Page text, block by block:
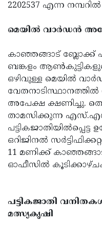
2202537 എന്ന
മെയില്‍ വാര്‍ഡന്‍
കാഞ്ഞങ്ങാട് ബ്ലോക്ക്
ബങ്കളം
ഒഴിവുള്ള മെയില്‍
വേതനാടിസ്ഥാനത്തില്‍
അപേക്ഷ ക്ഷണിച്ചു.
താമസിക്കുന്ന
ഒറിജിനല്‍
11 മണിക്ക്
ഓഫീസില്‍
പട്ടികജാതി
മത്സ്യകൃഷി